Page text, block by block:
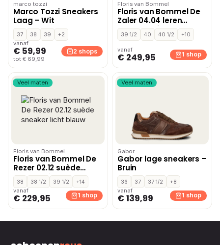
marco tozzi
Marco Tozzi Sneakers
Laag – Wit
37 38 39
+2
vanaf
€ 59,99
tot € 69,99
2 shops
Floris van Bommel
Floris van Bommel De
Zaler 04.04 leren
sneaker wit
39 1/2 40 40 1/2 +10
vanaf
€ 249,95 1 shop
Veel maten
Floris van Bommel
Floris van Bommel De
Rezer 02.12 suède
sneaker licht blauw
38 38 1/2 39 1/2
+14
vanaf
€ 229,95 1 shop
Veel maten
Gabor
Gabor lage sneakers –
Bruin
36 37 37 1/2
+8
vanaf
€ 139,99 1 shop